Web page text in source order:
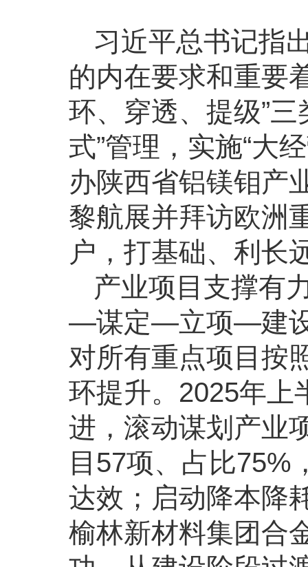
习近平总书记指
的内在要求和重要
环、穿透、提级”
式”管理，实施“大
办陕西省铝镁钼产
黎航展并拜访欧洲
户，打基础、利长
产业项目支撑有
—谋定—立项—建设
对所有重点项目按
环提升。2025年上
进，滚动谋划产业
目57项、占比75%
达效；启动降本降
榆林新材料集团合